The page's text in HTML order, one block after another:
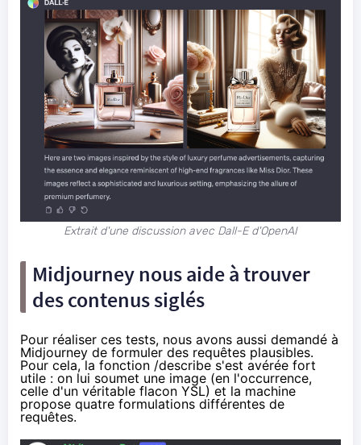
Extrait d'une discussion avec Dall-E d'OpenAI
Midjourney nous aide à trouver
des contenus siglés
Pour réaliser ces tests, nous avons aussi demandé à
Midjourney de formuler des requêtes plausibles.
Pour cela, la fonction /describe s'est avérée fort
utile : on lui soumet une image (en l'occurrence,
celle d'un véritable flacon YSL) et la machine
propose quatre formulations différentes de
requêtes.